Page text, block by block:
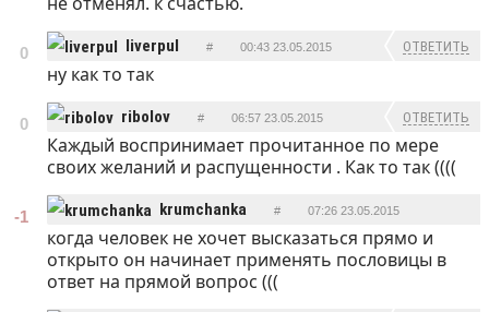
0 liverpul # 00:43 23.05.2015 ОТВЕТИТЬ
ну как то так
0 ribolov # 06:57 23.05.2015 ОТВЕТИТЬ
Каждый воспринимает прочитанное по мере
своих желаний и распущенности . Как то так ((((
-1 krumchanka # 07:26 23.05.2015
ОТВЕТИТЬ
когда человек не хочет высказаться прямо и
открыто он начинает применять пословицы в
ответ на прямой вопрос (((